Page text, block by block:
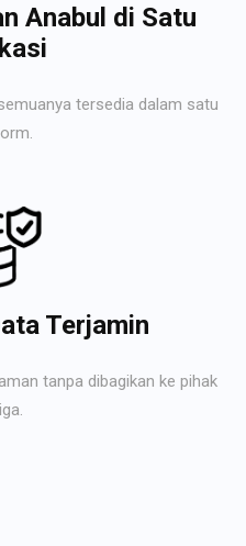
Anabul di Satu
tersedia dalam satu
Terjamin
tanpa dibagikan ke pihak